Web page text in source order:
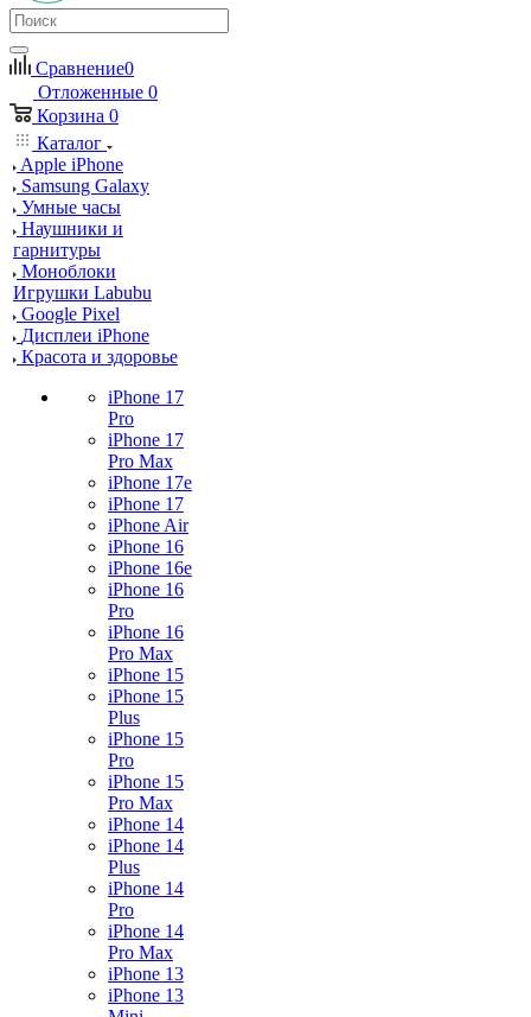
Сравнение0
Отложенные 0
Корзина 0
Каталог
Apple iPhone
Samsung Galaxy
Умные часы
Наушники и
гарнитуры
Моноблоки
Игрушки Labubu
Google Pixel
Дисплеи iPhone
Красота и здоровье
iPhone 17
Pro
iPhone 17
Pro Max
iPhone 17e
iPhone 17
iPhone Air
iPhone 16
iPhone 16e
iPhone 16
Pro
iPhone 16
Pro Max
iPhone 15
iPhone 15
Plus
iPhone 15
Pro
iPhone 15
Pro Max
iPhone 14
iPhone 14
Plus
iPhone 14
Pro
iPhone 14
Pro Max
iPhone 13
iPhone 13